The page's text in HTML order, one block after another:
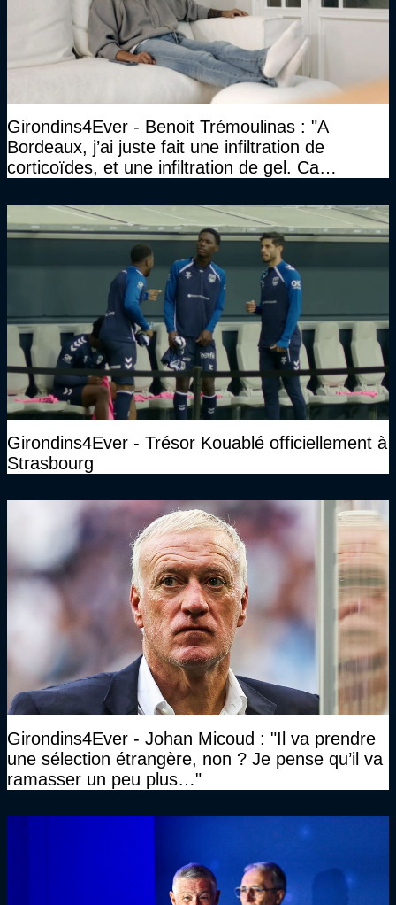
Girondins4Ever - Benoit Trémoulinas : "A
Bordeaux, j’ai juste fait une infiltration de
corticoïdes, et une infiltration de gel. Ca
Girondins4Ever - Trésor Kouablé officiellement à
Strasbourg
Girondins4Ever - Johan Micoud : "Il va prendre
une sélection étrangère, non ? Je pense qu’il va
ramasser un peu plus…"